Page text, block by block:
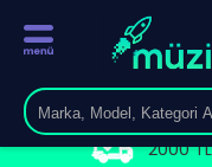
2000